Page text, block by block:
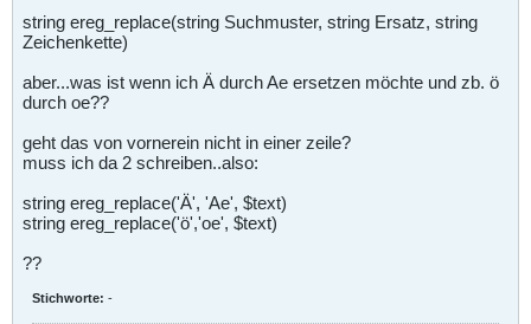
string ereg_replace(string Suchmuster, string Ersatz, string
Zeichenkette)
aber...was ist wenn ich Ä durch Ae ersetzen möchte und zb. ö
durch oe??
geht das von vornerein nicht in einer zeile?
muss ich da 2 schreiben..also:
string ereg_replace('Ä', 'Ae', $text)
string ereg_replace('ö','oe', $text)
??
Stichworte: -